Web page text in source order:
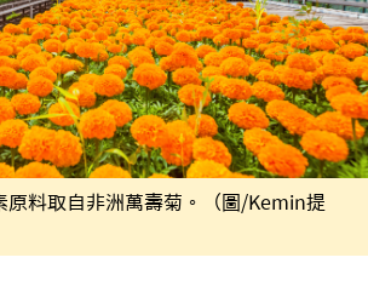
原料取自非洲萬壽菊。（圖/Kemin提